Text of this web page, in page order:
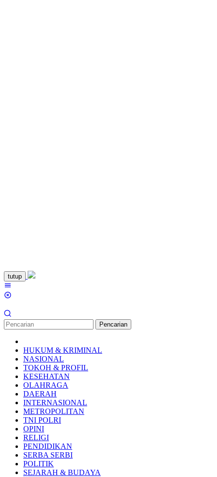
Loncat
ke
konten
tutup
Pencarian
HUKUM & KRIMINAL
NASIONAL
TOKOH & PROFIL
KESEHATAN
OLAHRAGA
DAERAH
INTERNASIONAL
METROPOLITAN
TNI POLRI
OPINI
RELIGI
PENDIDIKAN
SERBA SERBI
POLITIK
SEJARAH & BUDAYA